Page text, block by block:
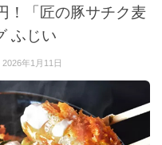
！「匠の豚サチク麦
ふじい
2026年1月11日